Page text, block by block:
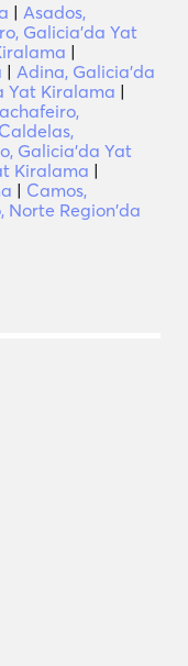
| Asados,
Galicia'da Yat
|
| Adina, Galicia'da
Yat Kiralama |
Galicia'da Yat
Kiralama |
| Camos,
Norte Region'da